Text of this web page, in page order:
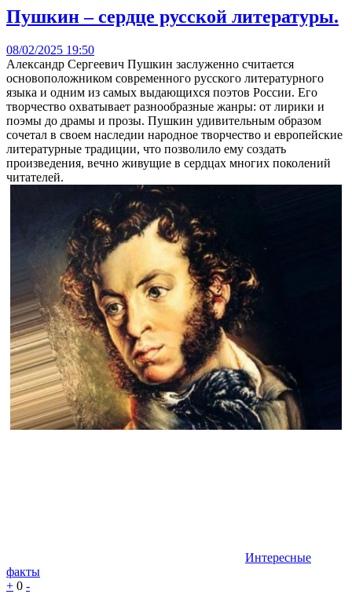
Пушкин – сердце русской литературы.
08/02/2025 19:50
Александр Сергеевич Пушкин заслуженно считается
основоположником современного русского литературного
языка и одним из самых выдающихся поэтов России. Его
творчество охватывает разнообразные жанры: от лирики и
поэмы до драмы и прозы. Пушкин удивительным образом
сочетал в своем наследии народное творчество и европейские
литературные традиции, что позволило ему создать
произведения, вечно живущие в сердцах многих поколений
читателей.
Интересные
факты
+ 0 -